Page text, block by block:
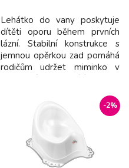
Lehátko do vany poskytuje
dítěti oporu během prvních
lázní. Stabilní konstrukce s
jemnou opěrkou zad pomáhá
rodičům udržet miminko v
zad – pro pohodlí a
bezpečnost dítěte - Přísavky
– zajišťují stabilitu sedáku ve
vaničce - Zaoblené hrany –
chrání citlivou dětskou
pokožku - Snadná ú
-2%